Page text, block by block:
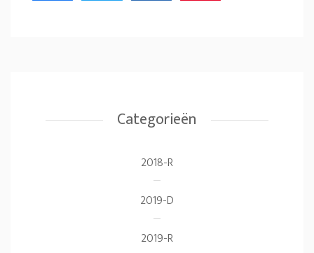
Categorieën
2018-R
2019-D
2019-R